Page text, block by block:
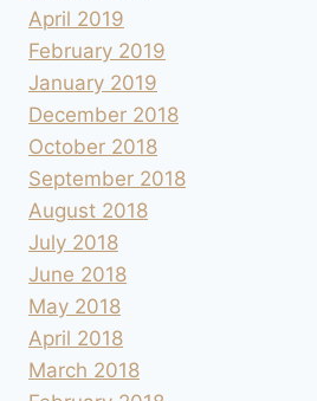
April 2019
February 2019
January 2019
December 2018
October 2018
September 2018
August 2018
July 2018
June 2018
May 2018
April 2018
March 2018